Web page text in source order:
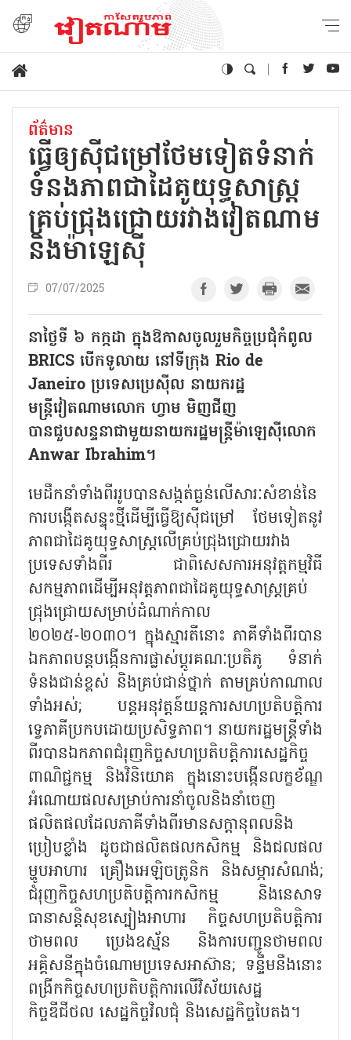
ព័ត៌មាន
ធ្វើ​ឲ្យ​ស៊ីជម្រៅ​ថែម​ទៀត​ទំនាក់​
ទំនង​ភាពជាដៃគូយុទ្ធសាស្ត្រ
គ្រប់ជ្រុងជ្រោយរវាងវៀតណាម
និងម៉ាឡេស៊ី ​
07/07/2025
នាថ្ងៃទី ៦ កក្កដា ក្នុងឱកាសចូលរួមកិច្ចប្រជុំកំពូល
BRICS បើកទូលាយ នៅទីក្រុង Rio de
Janeiro ប្រទេសប្រេស៊ីល នាយករដ្ឋ
មន្ត្រីវៀតណាមលោក ហ្វាម មិញជីញ
បានជួបសន្ទនាជាមួយនាយករដ្ឋមន្ត្រីម៉ាឡេស៊ីលោក
Anwar Ibrahim។
មេដឹកនាំទាំងពីររូបបានសង្កត់ធ្ងន់លើសារៈសំខាន់នៃ
ការបង្កើតសន្ទុះថ្មីដើម្បីធ្វើឱ្យស៊ីជម្រៅ ថែមទៀតនូវ
ភាពជាដៃគូយុទ្ធសាស្ត្រលើគ្រប់ជ្រុងជ្រោយរវាង
ប្រទេសទាំងពីរ ជាពិសេសការអនុវត្តកម្មវិធី
សកម្មភាពដើម្បីអនុវត្តភាពជាដៃគូយុទ្ធសាស្ត្រគ្រប់
ជ្រុងជ្រោយសម្រាប់ដំណាក់កាល
២០២៥-២០៣០។ ក្នុងស្មារតីនោះ ភាគីទាំងពីរបាន
ឯកភាពបន្តបង្កើនការផ្លាស់ប្តូរគណៈប្រតិភូ ទំនាក់
ទំនងជាន់ខ្ពស់ និងគ្រប់ជាន់ថ្នាក់ តាមគ្រប់កាណាល
ទាំងអស់; បន្តអនុវត្តន៍យន្តការសហប្រតិបត្តិការ
ទ្វេភាគីប្រកបដោយប្រសិទ្ធភាព។ នាយករដ្ឋមន្ត្រីទាំង
ពីរបានឯកភាពជំរុញកិច្ចសហប្រតិបត្តិការសេដ្ឋកិច្ច
ពាណិជ្ជកម្ម និងវិនិយោគ ក្នុងនោះបង្កើនលក្ខខ័ណ្ឌ
អំណោយផលសម្រាប់ការនាំចូលនិងនាំចេញ
ផលិតផលដែលភាគីទាំងពីរមានសក្តានុពលនិង
ប្រៀបខ្លាំង ដូចជាផលិតផលកសិកម្ម និងជលផល
ម្ហូបអាហារ គ្រឿងអេឡិចត្រូនិក និងសម្ភារសំណង់;
ជំរុញកិច្ចសហប្រតិបត្តិការកសិកម្ម និងនេសាទ
ធានាសន្តិសុខស្បៀងអាហារ កិច្ចសហប្រតិបត្តិការ
ថាមពល ប្រេងឧស្ម័ន និងការបញ្ជូនថាមពល
អគ្គិសនីក្នុងចំណោមប្រទេសអាស៊ាន; ទន្ទឹមនឹងនោះ
ពង្រីកកិច្ចសហប្រតិបត្តិការលើវិស័យសេដ្ឋ
កិច្ចឌីជីថល សេដ្ឋកិច្ចវិលជុំ និងសេដ្ឋកិច្ចបៃតង។